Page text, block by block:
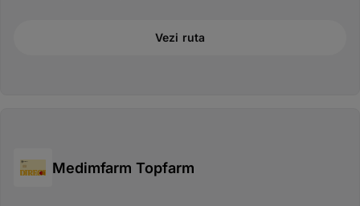
Vezi ruta
Medimfarm Topfarm